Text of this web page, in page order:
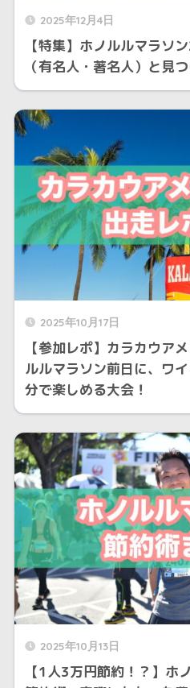
2025年12月4日
【特集】ホノルルマラソ
（有名人・著名人）と見
2025年10月17日
【参加レポ】カラカウア
ルルマラソン前日に、ワ
分で楽しめる大会！
2025年10月13日
【1人3万円節約！？】ホ